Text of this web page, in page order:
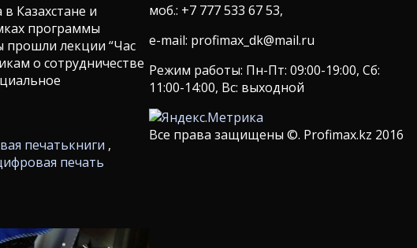
Казахстане и
программы
прошли лекции “Час
о сотрудничестве
печатькниги ,
печать
моб.: +7 777 533 67 53,
e-mail: profimax_dk@mail.ru
Режим работы: Пн-Пт: 09:00-19:00, Сб:
11:00-14:00, Вс: выходной
Все права защищены ©. Profimax.kz 2016